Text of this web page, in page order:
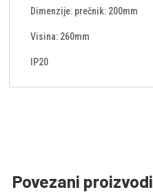
Dimenzije: prečnik: 200mm
Visina: 260mm
IP20
Povezani proizvodi